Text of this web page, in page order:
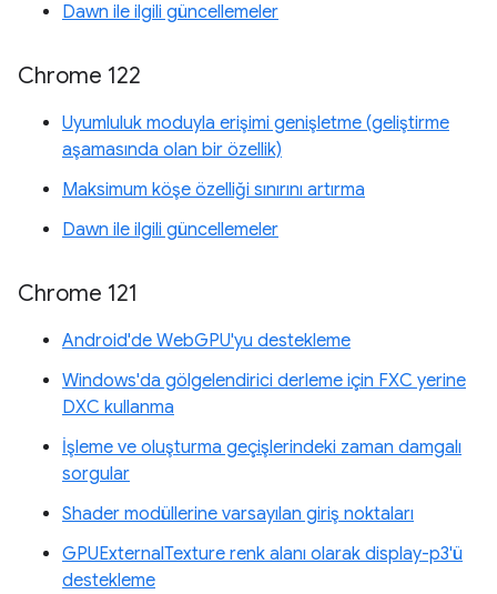
Dawn ile ilgili güncellemeler
Chrome 122
Uyumluluk moduyla erişimi genişletme (geliştirme
aşamasında olan bir özellik)
Maksimum köşe özelliği sınırını artırma
Dawn ile ilgili güncellemeler
Chrome 121
Android'de WebGPU'yu destekleme
Windows'da gölgelendirici derleme için FXC yerine
DXC kullanma
İşleme ve oluşturma geçişlerindeki zaman damgalı
sorgular
Shader modüllerine varsayılan giriş noktaları
GPUExternalTexture renk alanı olarak display-p3'ü
destekleme